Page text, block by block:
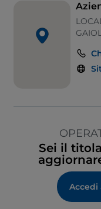
Sei il
Accedi